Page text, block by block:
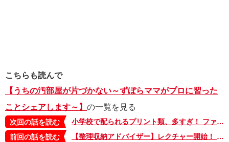
こちらも読んで
【うちの汚部屋が片づかない～ずぼらママがプロに習った
ことシェアします～】 の一覧を見る
次回の話を読む
小学校で配られるプリント類、多すぎ！ ファイルボックスひとつで管理できたら？ そりゃ助かる！【うちの汚部屋が片づかない～ずぼらママがプロに習ったことシェアします～・11】
前回の話を読む
【整理収納アドバイザー】レクチャー開始！ 片づけのキーワードは「ゾウ」!?【うちの汚部屋が片づかない～ずぼらママがプロに習ったことシェアします～・2】